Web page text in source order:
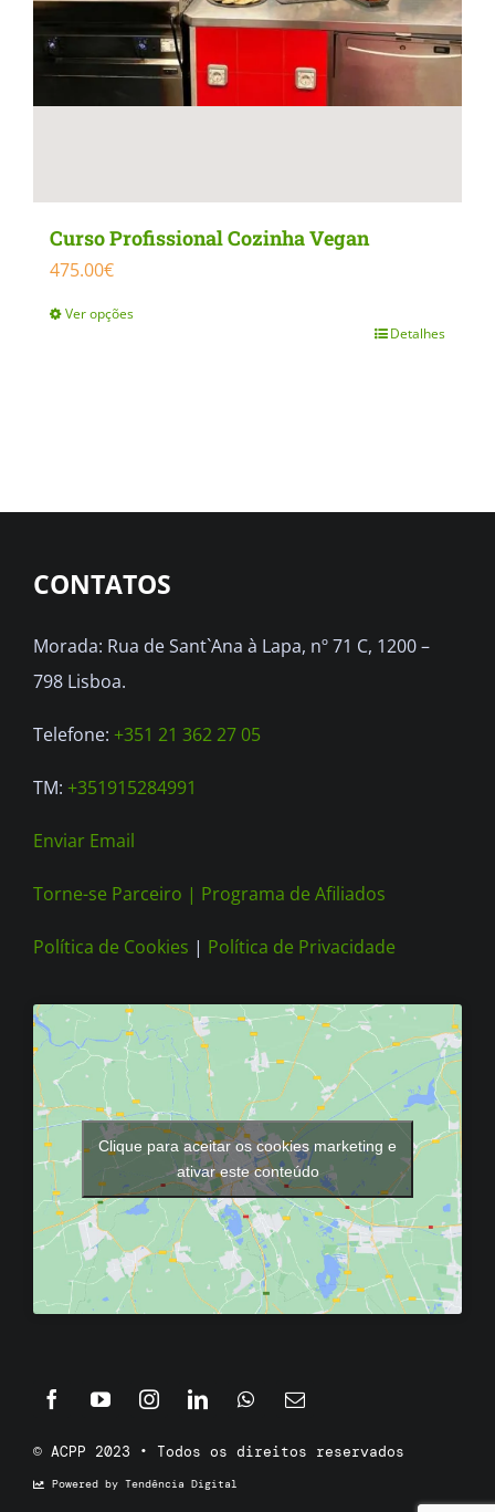
Curso Profissional Cozinha Vegan
475.00€
Ver opções
The
may
chosen
on
the
page
Detalhes
CONTATOS
Morada: Rua de Sant`Ana à Lapa, nº 71 C, 1200 –
798 Lisboa.
Telefone: +351 21 362 27 05
TM: +351915284991
Enviar Email
Torne-se Parceiro | Programa de Afiliados
Política de Cookies | Política de Privacidade
Clique para aceitar os cookies marketing e
ativar este conteúdo
© ACPP 2023 • Todos os direitos reservados
Powered by Tendência Digital